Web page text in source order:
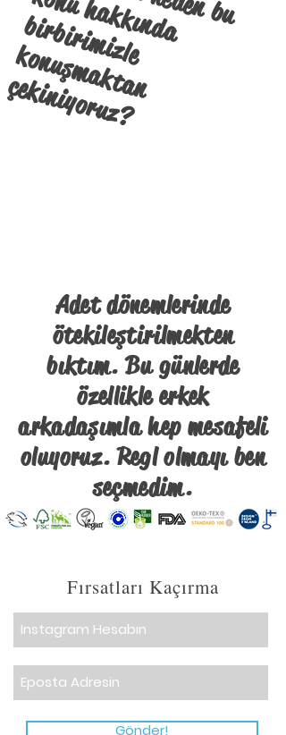
n
b
le k
a
ç
?
Adet dönemlerinde
ötekileştirilmekten
bıktım. Bu günlerde
özellikle erkek
arkadaşımla hep mesafeli
oluyoruz. Regl olmayı ben
seçmedim.
Fırsatları Kaçırma
Gönder!